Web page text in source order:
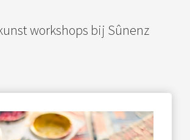
workshops bij Sûnenz